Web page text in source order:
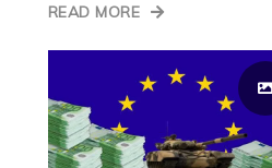
READ MORE